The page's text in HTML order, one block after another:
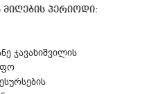
პერიოდი:
ჯავახიშვილის